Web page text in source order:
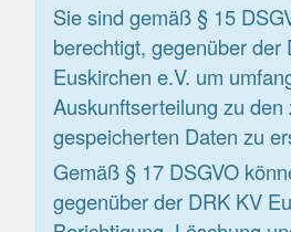
Sie sind gemäß § 15
berechtigt, gegenüber der
Euskirchen e.V. um
Auskunftserteilung zu den
gespeicherten Daten zu
Gemäß § 17 DSGVO
gegenüber der DRK KV